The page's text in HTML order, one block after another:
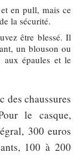
en pull, mais ce
la sécurité.
être blessé. Il
un blouson ou
aux épaules et le
des chaussures
le casque,
300 euros
100 à 200